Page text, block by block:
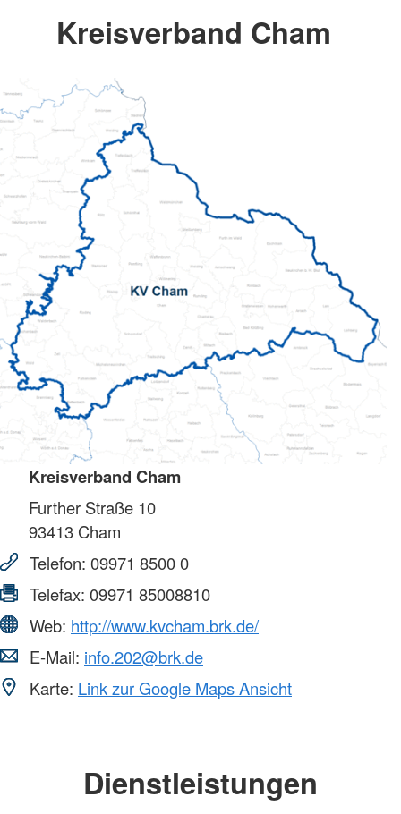
Kreisverband Cham
Kreisverband Cham
Further Straße 10
93413 Cham
Telefon: 09971 8500 0
Telefax: 09971 85008810
Web: http://www.kvcham.brk.de/
E-Mail: info.202@brk.de
Karte: Link zur Google Maps Ansicht
Dienstleistungen